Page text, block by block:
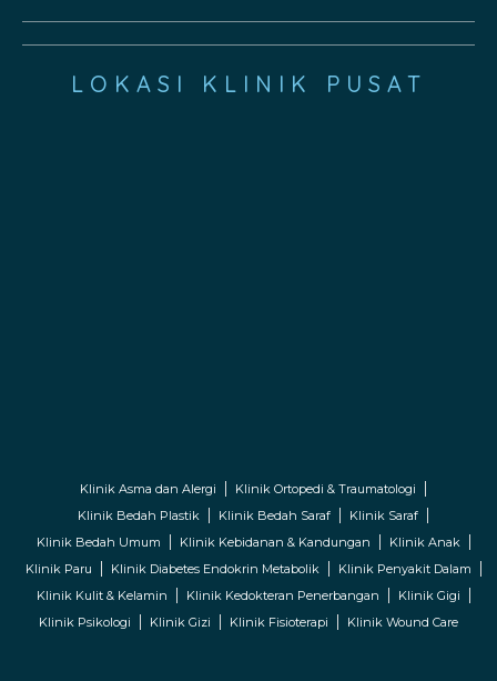
LOKASI KLINIK PUSAT
Klinik Asma dan Alergi
Klinik Ortopedi & Traumatologi
Klinik Bedah Plastik
Klinik Bedah Saraf
Klinik Saraf
Klinik Bedah Umum
Klinik Kebidanan & Kandungan
Klinik Anak
Klinik Paru
Klinik Diabetes Endokrin Metabolik
Klinik Penyakit Dalam
Klinik Kulit & Kelamin
Klinik Kedokteran Penerbangan
Klinik Gigi
Klinik Psikologi
Klinik Gizi Klinik Fisioterapi Klinik Wound Care